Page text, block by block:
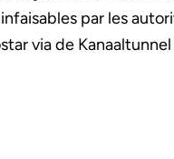
par les
via de